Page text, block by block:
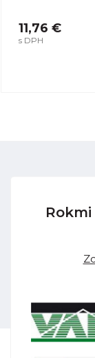
11,76 €
s DPH